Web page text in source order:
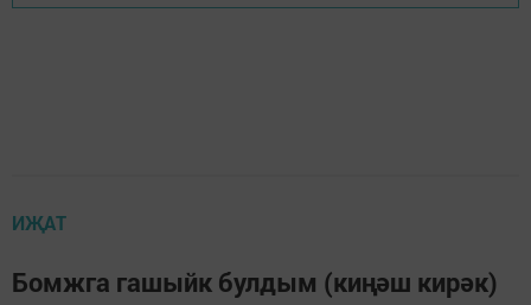
ИҖАТ
Бомжга гашыйк булдым (киңәш кирәк)